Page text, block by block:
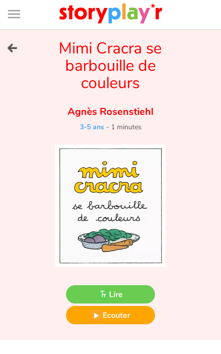
Connexion
Bibliothèque
de
page
Contes d'ici et d'ailleurs
Fable, mythe, littérature et poésie
Princesses et princes, rois, reines et dragons
Héroïnes et héros
Écologie, nature, saisons
Mimi Cracra se
barbouille de
couleurs
Agnès Rosenstiehl
3-5 ans- 1 minutes
Lire
Ecouter